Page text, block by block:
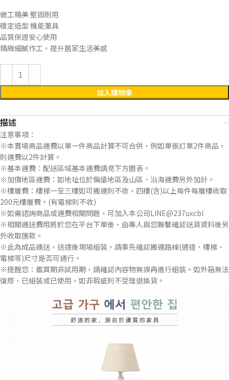
做工精美 堅固耐用
穩定造型 機能兼具
品質保證安心使用
精緻細膩作工，提升居家生活美感
加入購物車
描述
注意事項：
※本賣場商品運費以單一件商品計算不可合併，例如單張訂單2件商品，
則運費以2件計算。
※基本運費：配送區域基本運費請見下方圖表。
※加價地區運費：如地址位於偏遠地區及山區、沿海運費另外加計。
※樓層費：樓梯一至三樓如可搬運則不收，四樓(含)以上每件每層樓收取
200元樓層費。(有電梯則不收)
※如需諮詢商品或運費相關問題，可加入本公司LINE@237uxcbl
※相關運送費用將於您在平台下單後，由專人與您聯繫確認送貨資料後另
外收取匯款。
※此為成品運送，送達後現場組裝，請事先確認搬運路線(通道、樓梯、
電梯等)尺寸是否可通行。
※提醒您：鑑賞期非試用期，請確認內容物無誤再進行組裝。如外箱無法
復原、已組裝或已使用，如非瑕疵則不受理退換貨。